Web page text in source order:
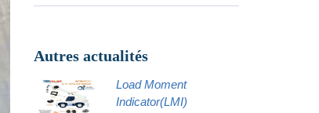
Autres actualités
Load Moment
Indicator(LMI)